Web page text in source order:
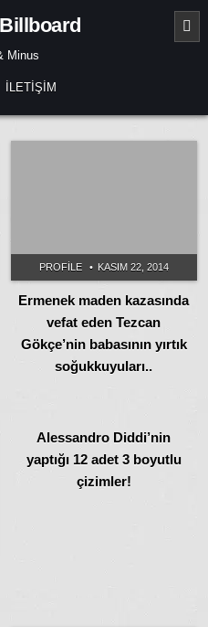
Minus
İLETIŞIM
PROFILE KASIM 22, 2014
Ermenek maden kazasında
vefat eden Tezcan
Gökçe’nin babasının yırtık
soğukkuyuları..
Alessandro Diddi’nin
yaptığı 12 adet 3 boyutlu
çizimler!